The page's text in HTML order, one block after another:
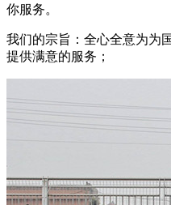
你服务。
我们的宗旨：全心全意为为
提供满意的服务；